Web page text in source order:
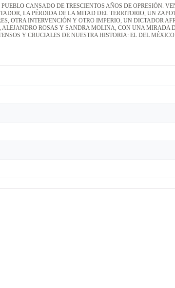
CANSADO DE TRESCIENTOS AÑOS DE OPRESIÓN.
LA PÉRDIDA DE LA MITAD DEL TERRITORIO, UN
OTRA INTERVENCIÓN Y OTRO IMPERIO, UN DICTADOR
ROSAS Y SANDRA MOLINA, CON UNA MIRADA
Y CRUCIALES DE NUESTRA HISTORIA: EL DEL MÉXICO